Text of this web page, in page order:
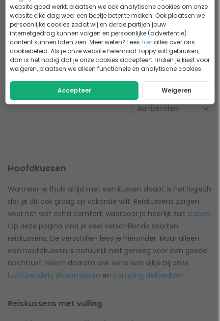
Vergelijk
Cocoon Air-Core Pillow Ultralight 28
cm x 35 cm Reiskussen
1 beoordeling
Materiaal vulling: Opblaasbaar
Tijdelijk uit voorraad
26,95
21,56
Hoofdkussen
Wanneer je thuis altijd met een kussen slaapt is het logisch
dat je dit ook graag op vakantie wilt. Reiskussens zorgen
voor net wat extra comfort, waardoor je heerlijk zult slapen.
Op deze pagina vind je veel verschillende soorten
reiskussens. De verschillen lees je hieronder. Maar alleen
een hoofdkussen is natuurlijk niet genoeg voor een goede
nachtrust. Neem daarom ook eens een kijkje bij onze
luchtbedden, slaapmatten en camping dekbedden.
Reiskussens met vulling
website goed werkt, plaatsen we ook analytische cookies om onze
website elke dag weer een beetje beter te maken. Ook plaatsen we
persoonlijke cookies zodat wij en derde partijen jouw
internetgedrag kunnen volgen en persoonlijke (advertentie)
content kunnen laten zien. Meer weten? Leeshier alles over ons
cookiebeleid. Als je onze website helemaal Toppy wilt gebruiken,
dan is het nodig dat je onze cookies accepteert. Indien je kiest voor
weigeren, plaatsen we alleen functionele en analytische cookies.
Accepteer Weigeren